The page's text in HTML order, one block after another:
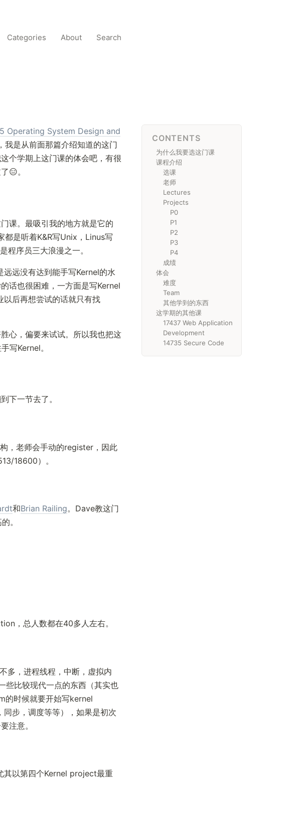
Categories About Search
CONTENTS
为什么我要选这门课
课程介绍
选课
老师
Lectures
Projects
P0
P1
P2
P3
P4
成绩
体会
难度
Team
其他学到的东西
这学期的其他课
17437 Web Application
Development
14735 Secure Code
Operating System Design and
我是从前面那篇介绍知道的这门
个学期上这门课的体会吧，有很
😑。
课。最吸引我的地方就是它的
是听着K&R写Unix，Linus写
程序员三大浪漫之一。
远没有达到能手写Kernel的水
话也很困难，一方面是写Kernel
后再想尝试的话就只有找
心，偏要来试试。所以我也把这
写Kernel。
下一节去了。
，老师会手动的register，因此
18600）。
和Brian Railing。Dave教这门
。
，总人数都在40多人左右。
多，进程线程，中断，虚拟内
些比较现代一点的东西（其实也
的时候就要开始写kernel
步，调度等等），如果是初次
注意。
其以第四个Kernel project最重